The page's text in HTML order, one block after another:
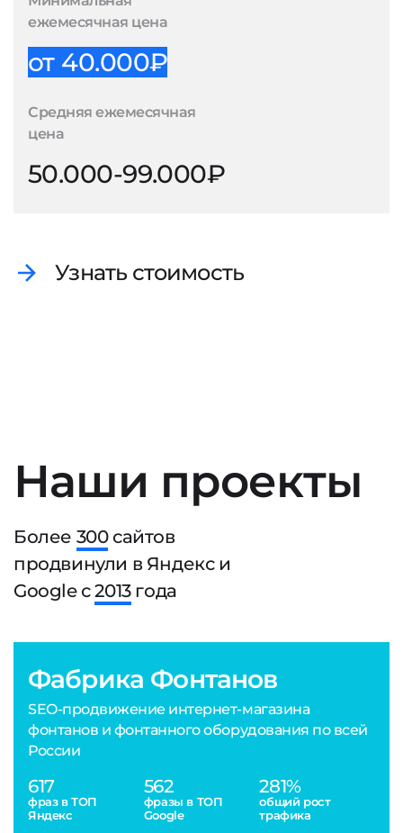
ежемесячная цена
от 40.000₽
Средняя ежемесячная
цена
50.000-99.000₽
Узнать стоимость
Наши проекты
Более 300сайтов
продвинули в Яндекс и
Google с2013года
Фабрика Фонтанов
SEO-продвижение интернет-магазина
фонтанов и фонтанного оборудования по всей
России
617
фраз в ТОП
Яндекс
562
фразы в ТОП
Google
281%
общий рост
трафика